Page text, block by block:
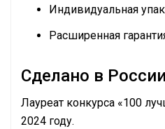
Индивидуальная
Расширенная
Сделано в России
Лауреат конкурса «100
2024 году.